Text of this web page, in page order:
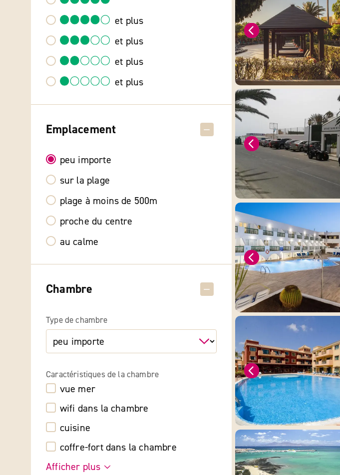
et plus
et plus
et plus
et plus
Emplacement
peu importe
sur la plage
plage à moins de 500m
proche du centre
au calme
Chambre
Type de chambre
Caractéristiques de la chambre
vue mer
wifi dans la chambre
cuisine
coffre-fort dans la chambre
Afficher plus